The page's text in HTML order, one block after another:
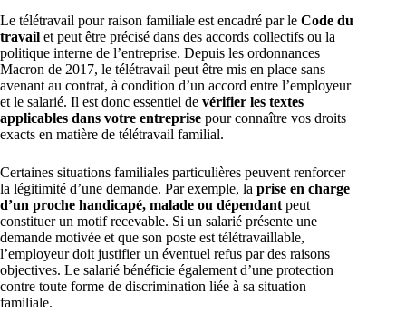
Le télétravail pour raison familiale est encadré par le Code du
travail et peut être précisé dans des accords collectifs ou la
politique interne de l’entreprise. Depuis les ordonnances
Macron de 2017, le télétravail peut être mis en place sans
avenant au contrat, à condition d’un accord entre l’employeur
et le salarié. Il est donc essentiel de vérifier les textes
applicables dans votre entreprise pour connaître vos droits
exacts en matière de télétravail familial.
Certaines situations familiales particulières peuvent renforcer
la légitimité d’une demande. Par exemple, la prise en charge
d’un proche handicapé, malade ou dépendantpeut
constituer un motif recevable. Si un salarié présente une
demande motivée et que son poste est télétravaillable,
l’employeur doit justifier un éventuel refus par des raisons
objectives. Le salarié bénéficie également d’une protection
contre toute forme de discrimination liée à sa situation
familiale.